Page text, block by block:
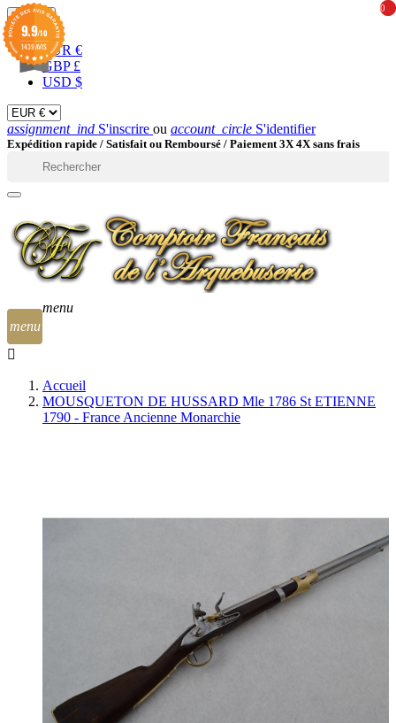
EUR 
EUR €
GBP £
USD $
assignment_ind S'inscrire ou account_circle S'identifier
Expédition rapide / Satisfait ou Remboursé / Paiement 3X 4X sans frais
menu
0
0
menu
Accueil
MOUSQUETON DE HUSSARD Mle 1786 St ETIENNE
1790 - France Ancienne Monarchie
9.9/10
1439 AVIS